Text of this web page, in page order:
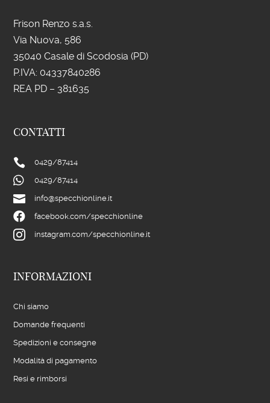
Frison Renzo s.a.s.
Via Nuova, 586
35040 Casale di Scodosia (PD)
P.IVA: 04337840286
REA PD – 381635
CONTATTI
 0429/87414
 0429/87414
 info@specchionline.it
 facebook.com/specchionline
 instagram.com/specchionline.it
INFORMAZIONI
Chi siamo
Domande frequenti
Spedizioni e consegne
Modalità di pagamento
Resi e rimborsi